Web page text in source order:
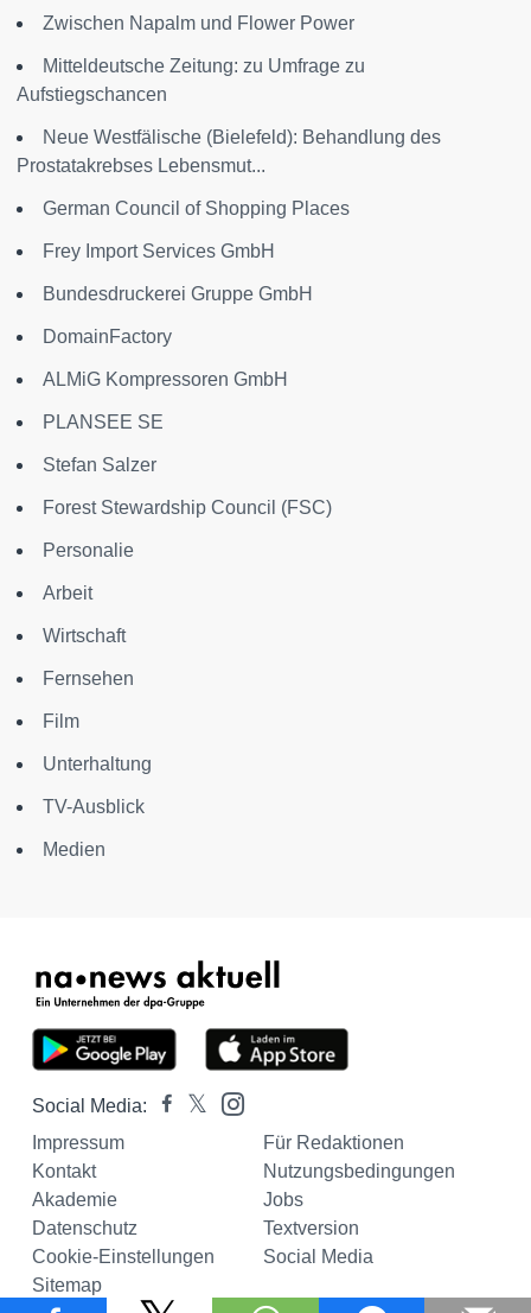
Zwischen Napalm und Flower Power
Mitteldeutsche Zeitung: zu Umfrage zu
Aufstiegschancen
Neue Westfälische (Bielefeld): Behandlung des
Prostatakrebses Lebensmut...
German Council of Shopping Places
Frey Import Services GmbH
Bundesdruckerei Gruppe GmbH
DomainFactory
ALMiG Kompressoren GmbH
PLANSEE SE
Stefan Salzer
Forest Stewardship Council (FSC)
Personalie
Arbeit
Wirtschaft
Fernsehen
Film
Unterhaltung
TV-Ausblick
Medien
Social Media:
Impressum
Für Redaktionen
Kontakt
Nutzungsbedingungen
Akademie
Jobs
Datenschutz
Textversion
Cookie-Einstellungen
Social Media
Sitemap